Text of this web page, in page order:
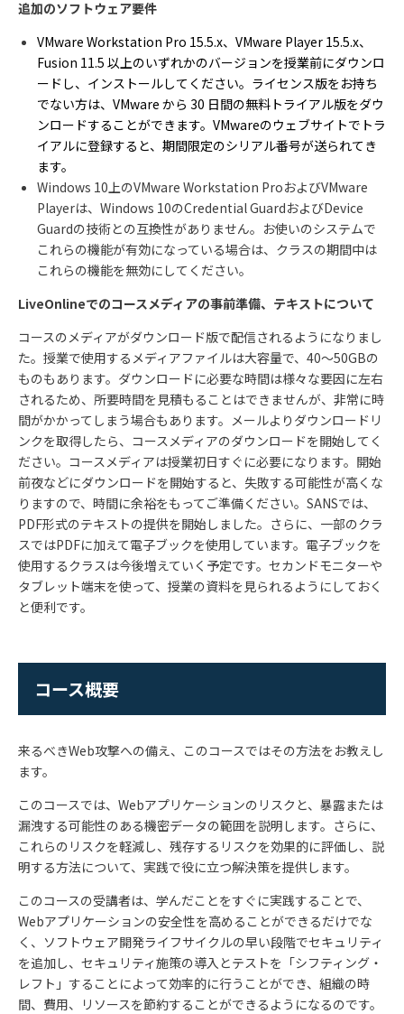
追加のソフトウェア要件
VMware Workstation Pro 15.5.x、 VMware Player 15.5.x、
Fusion 11.5 以上のいずれかのバージョンを授業前にダウンロ
ードし、インストールしてください。ライセンス版をお持ち
でない方は、 VMware から 30 日間の無料トライアル版をダウ
ンロードすることができます。 VMwareのウェブサイトでトラ
イアルに登録すると、期間限定のシリアル番号が送られてき
ます。
Windows 10 上のVMware Workstation ProおよびVMware
Playerは、 Windows 10のCredential GuardおよびDevice
Guardの技術との互換性がありません。お使いのシステムで
これらの機能が有効になっている場合は、クラスの期間中は
これらの機能を無効にしてください。
LiveOnlineでのコースメディアの事前準備、テキストについて
コースのメディアがダウンロード版で配信されるようになりまし
た。授業で使用するメディアファイルは大容量で、 40～50GBの
ものもあります。ダウンロードに必要な時間は様々な要因に左右
されるため、所要時間を見積もることはできませんが、非常に時
間がかかってしまう場合もあります。メールよりダウンロードリ
ンクを取得したら、コースメディアのダウンロードを開始してく
ださい。コースメディアは授業初日すぐに必要になります。開始
前夜などにダウンロードを開始すると、失敗する可能性が高くな
りますので、時間に余裕をもってご準備ください。SANSでは、
PDF形式のテキストの提供を開始しました。さらに、一部のクラ
スではPDFに加えて電子ブックを使用しています。電子ブックを
使用するクラスは今後増えていく予定です。セカンドモニターや
タブレット端末を使って、授業の資料を見られるようにしておく
と便利です。
コース概要
来るべきWeb攻撃への備え、このコースではその方法をお教えし
ます。
このコースでは、 Webアプリケーションのリスクと、暴露または
漏洩する可能性のある機密データの範囲を説明します。さらに、
これらのリスクを軽減し、残存するリスクを効果的に評価し、説
明する方法について、実践で役に立つ解決策を提供します。
このコースの受講者は、学んだことをすぐに実践することで、
Webアプリケーションの安全性を高めることができるだけでな
く、ソフトウェア開発ライフサイクルの早い段階でセキュリティ
を追加し、セキュリティ施策の導入とテストを「シフティング・
レフト」することによって効率的に行うことができ、組織の時
間、費用、リソースを節約することができるようになるのです。